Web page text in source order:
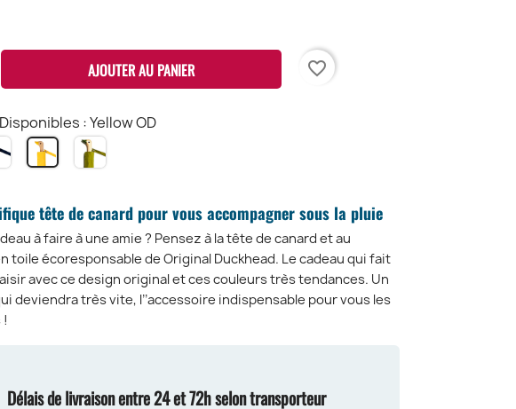
AJOUTER AU PANIER favorite_border
: Yellow OD
Navy
OD
Yellow
OD
Olive
OD
tête de canard pour vous accompagner sous la pluie
à faire à une amie ? Pensez à la tête de canard et au
toile écoresponsable de Original Duckhead. Le cadeau qui fait
avec ce design original et ces couleurs très tendances. Un
deviendra très vite, l’’accessoire indispensable pour vous les
Délais de livraison entre 24 et 72h selon transporteur